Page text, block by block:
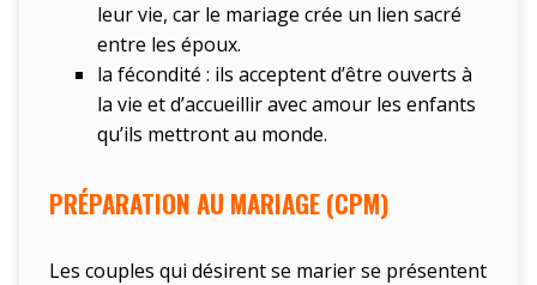
leur vie, car le mariage crée un lien sacré
entre les époux.
la fécondité : ils acceptent d’être ouverts à
la vie et d’accueillir avec amour les enfants
qu’ils mettront au monde.
PRÉPARATION AU MARIAGE (CPM)
Les couples qui désirent se marier se présentent